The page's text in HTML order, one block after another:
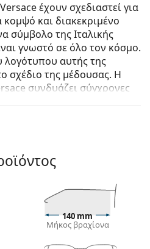
έχουν σχεδιαστεί για
και διακεκριμένο
σύμβολο της Ιταλικής
γνωστό σε όλο τον κόσμο.
αυτής της
σχέδιο της μέδουσας. Η
συνδυάζει σύγχρονες
σας αυτά τα γυαλιά
του Εικονικού καθρέφτη
140 mm
Μήκος βραχίονα